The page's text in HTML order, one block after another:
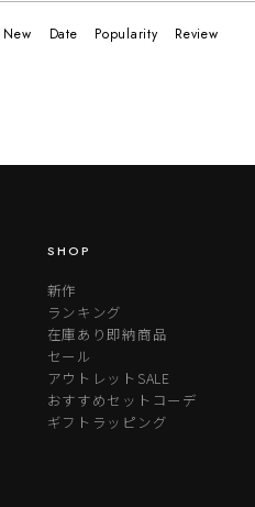
New Date Popularity Review
SHOP
新作
ランキング
在庫あり即納商品
セール
アウトレットSALE
おすすめセットコーデ
ギフトラッピング